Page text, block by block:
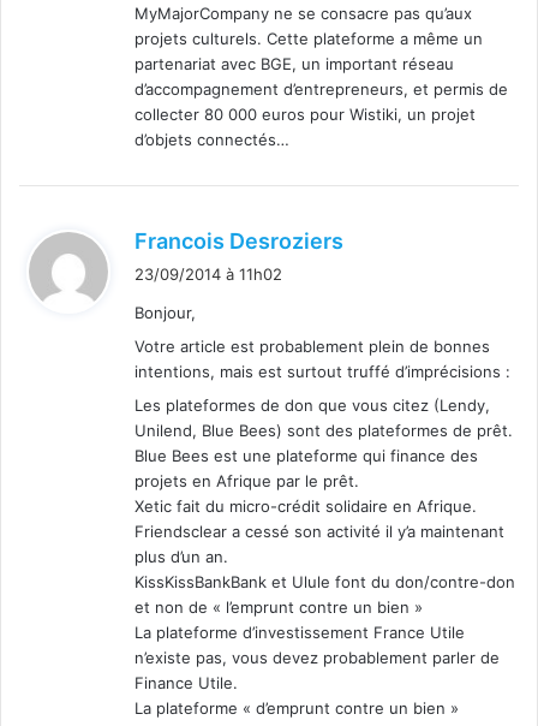
:
MyMajorCompany ne se consacre pas qu’aux
projets culturels. Cette plateforme a même un
partenariat avec BGE, un important réseau
d’accompagnement d’entrepreneurs, et permis de
collecter 80 000 euros pour Wistiki, un projet
d’objets connectés…
Francois Desroziers
:
23/09/2014 à 11h02
Bonjour,
Votre article est probablement plein de bonnes
intentions, mais est surtout truffé d’imprécisions :
Les plateformes de don que vous citez (Lendy,
Unilend, Blue Bees) sont des plateformes de prêt.
Blue Bees est une plateforme qui finance des
projets en Afrique par le prêt.
Xetic fait du micro-crédit solidaire en Afrique.
Friendsclear a cessé son activité il y’a maintenant
plus d’un an.
KissKissBankBank et Ulule font du don/contre-don
et non de « l’emprunt contre un bien »
La plateforme d’investissement France Utile
n’existe pas, vous devez probablement parler de
Finance Utile.
La plateforme « d’emprunt contre un bien »